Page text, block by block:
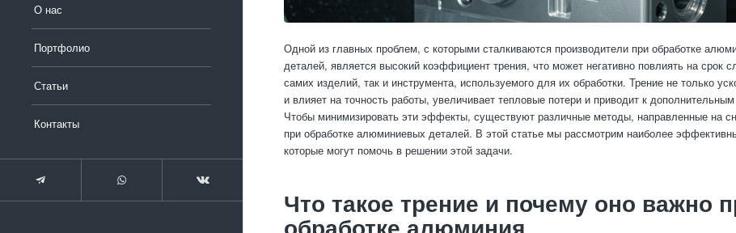
О нас
Портфолио
Статьи
Контакты
Одной из главных проблем, с которыми сталкиваются производители при обработке
деталей, является высокий коэффициент трения, что может негативно повлиять на срок
самих изделий, так и инструмента, используемого для их обработки. Трение не только
и влияет на точность работы, увеличивает тепловые потери и приводит к
Чтобы минимизировать эти эффекты, существуют различные методы, направленные на
при обработке алюминиевых деталей. В этой статье мы рассмотрим наиболее
которые могут помочь в решении этой задачи.
Что такое трение и почему оно важно